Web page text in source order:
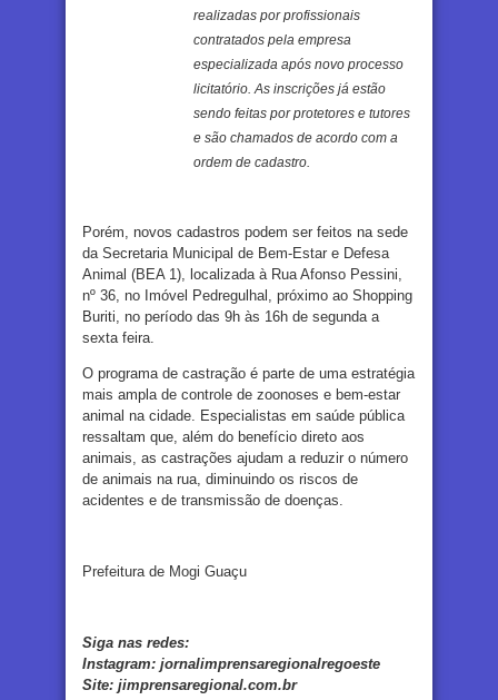
realizadas por profissionais
contratados pela empresa
especializada após novo processo
licitatório. As inscrições já estão
sendo feitas por protetores e tutores
e são chamados de acordo com a
ordem de cadastro.
Porém, novos cadastros podem ser feitos na sede
da Secretaria Municipal de Bem-Estar e Defesa
Animal (BEA 1), localizada à Rua Afonso Pessini,
nº 36, no Imóvel Pedregulhal, próximo ao Shopping
Buriti, no período das 9h às 16h de segunda a
sexta feira.
O programa de castração é parte de uma estratégia
mais ampla de controle de zoonoses e bem-estar
animal na cidade. Especialistas em saúde pública
ressaltam que, além do benefício direto aos
animais, as castrações ajudam a reduzir o número
de animais na rua, diminuindo os riscos de
acidentes e de transmissão de doenças.
Prefeitura de Mogi Guaçu
Siga nas redes:
Instagram: jornalimprensaregionalregoeste
Site: jimprensaregional.com.br